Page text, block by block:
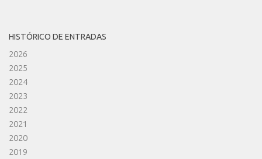
HISTÓRICO DE ENTRADAS
2026
2025
2024
2023
2022
2021
2020
2019